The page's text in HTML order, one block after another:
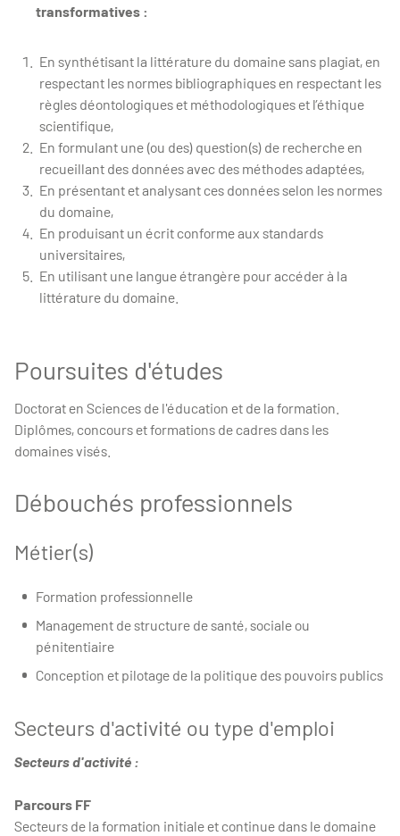
transformatives :
En synthétisant la littérature du domaine sans plagiat, en
respectant les normes bibliographiques en respectant les
règles déontologiques et méthodologiques et l’éthique
scientifique,
En formulant une (ou des) question(s) de recherche en
recueillant des données avec des méthodes adaptées,
En présentant et analysant ces données selon les normes
du domaine,
En produisant un écrit conforme aux standards
universitaires,
En utilisant une langue étrangère pour accéder à la
littérature du domaine.
Poursuites d'études
Doctorat en Sciences de l'éducation et de la formation.
Diplômes, concours et formations de cadres dans les
domaines visés.
Débouchés professionnels
Métier(s)
Formation professionnelle
Management de structure de santé, sociale ou
pénitentiaire
Conception et pilotage de la politique des pouvoirs publics
Secteurs d'activité ou type d'emploi
Secteurs d'activité :
Parcours FF
Secteurs de la formation initiale et continue dans le domaine